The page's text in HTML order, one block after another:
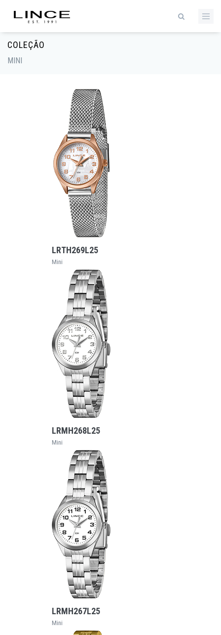
COLEÇÃO
MINI
VEJA MAIS
LRTH269L25
Mini
VEJA MAIS
LRMH268L25
Mini
VEJA MAIS
LRMH267L25
Mini